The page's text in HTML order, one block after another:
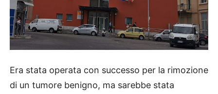
Era stata operata con successo per la rimozione
di un tumore benigno, ma sarebbe stata